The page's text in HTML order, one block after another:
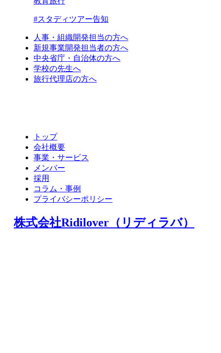
#スタディツアー告知
人事・組織開発担当の方へ
新規事業開発担当者の方へ
中央省庁・自治体の方へ
学校の先生へ
旅行代理店の方へ
トップ
会社概要
事業・サービス
メンバー
採用
コラム・事例
プライバシーポリシー
株式会社Ridilover（リディラバ）